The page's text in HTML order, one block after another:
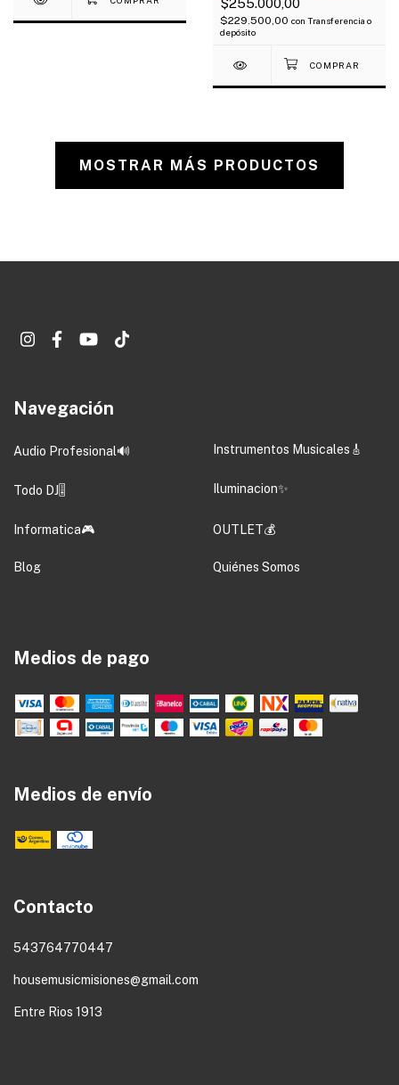
$255.000,00
$229.500,00 con Transferencia o
depósito
MOSTRAR MÁS PRODUCTOS
Navegación
Audio Profesional🔊 Instrumentos Musicales🎸
Todo DJ🎚️ Iluminacion✨
Informatica🎮 OUTLET💰
Blog Quiénes Somos
Medios de pago
Medios de envío
Contacto
543764770447
housemusicmisiones@gmail.com
Entre Rios 1913